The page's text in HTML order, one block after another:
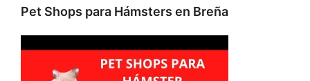
Pet Shops para Hámsters en Breña